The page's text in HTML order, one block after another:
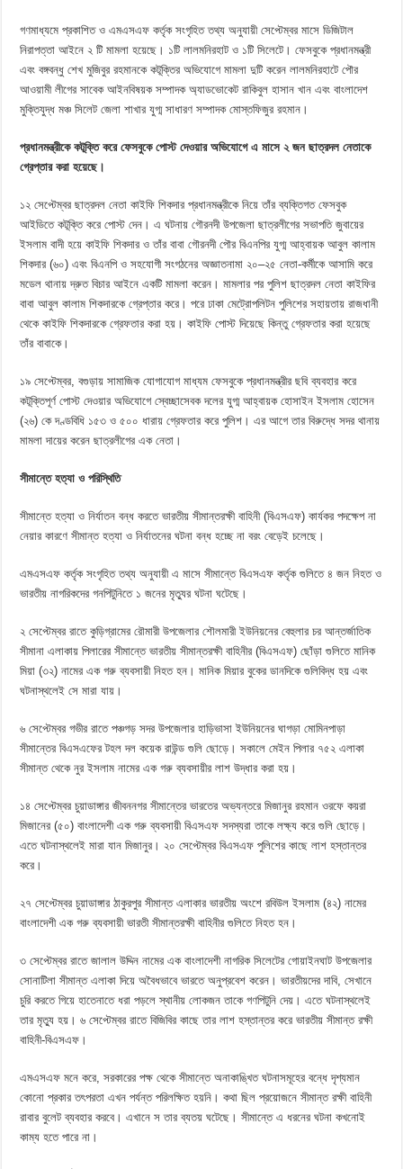
গণমাধ্যমে প্রকাশিত ও এমএসএফ কর্তৃক সংগৃহিত তথ্য অনুযায়ী সেপ্টেম্বর মাসে ডিজিটাল
নিরাপত্তা আইনে ২ টি মামলা হয়েছে। ১টি লালমনিরহাট ও ১টি সিলেটে। ফেসবুকে প্রধানমন্ত্রী
এবং বঙ্গবন্ধু শেখ মুজিবুর রহমানকে কটূক্তির অভিযোগে মামলা দুটি করেন লালমনিরহাটে পৌর
আওয়ামী লীগের সাবেক আইনবিষয়ক সম্পাদক অ্যাডভোকেট রাকিবুল হাসান খান এবং বাংলাদেশ
মুক্তিযুদ্ধ মঞ্চ সিলেট জেলা শাখার যুগ্ম সাধারণ সম্পাদক মোস্তফিজুর রহমান।
প্রধানমন্ত্রীকে কটূক্তি করে ফেসবুকে পোস্ট দেওয়ার অভিযোগে এ মাসে ২ জন ছাত্রদল নেতাকে
গ্রেপ্তার করা হয়েছে।
১২ সেপ্টেম্বর ছাত্রদল নেতা কাইফি শিকদার প্রধানমন্ত্রীকে নিয়ে তাঁর ব্যক্তিগত ফেসবুক
আইডিতে কটূক্তি করে পোস্ট দেন। এ ঘটনায় গৌরনদী উপজেলা ছাত্রলীগের সভাপতি জুবায়ের
ইসলাম বাদী হয়ে কাইফি শিকদার ও তাঁর বাবা গৌরনদী পৌর বিএনপির যুগ্ম আহ্বায়ক আবুল কালাম
শিকদার (৬০) এবং বিএনপি ও সহযোগী সংগঠনের অজ্ঞাতনামা ২০–২৫ নেতা-কর্মীকে আসামি করে
মডেল থানায় দ্রুত বিচার আইনে একটি মামলা করেন। মামলার পর পুলিশ ছাত্রদল নেতা কাইফির
বাবা আবুল কালাম শিকদারকে গ্রেপ্তার করে। পরে ঢাকা মেট্রোপলিটন পুলিশের সহায়তায় রাজধানী
থেকে কাইফি শিকদারকে গ্রেফতার করা হয়। কাইফি পোস্ট দিয়েছে কিন্তু গ্রেফতার করা হয়েছে
তাঁর বাবাকে।
১৯ সেপ্টেম্বর, বগুড়ায় সামাজিক যোগাযোগ মাধ্যম ফেসবুকে প্রধানমন্ত্রীর ছবি ব্যবহার করে
কটূক্তিপূর্ণ পোস্ট দেওয়ার অভিযোগে স্বেচ্ছাসেবক দলের যুগ্ম আহ্বায়ক হোসাইন ইসলাম হোসেন
(২৬) কে দণ্ডবিধি ১৫৩ ও ৫০০ ধারায় গ্রেফতার করে পুলিশ। এর আগে তার বিরুদ্ধে সদর থানায়
মামলা দায়ের করেন ছাত্রলীগের এক নেতা।
সীমান্তে হত্যা ও পরিস্থিতি
সীমান্তে হত্যা ও নির্যাতন বন্ধ করতে ভারতীয় সীমান্তরক্ষী বাহিনী (বিএসএফ) কার্যকর পদক্ষেপ না
নেয়ার কারণে সীমান্ত হত্যা ও নির্যাতনের ঘটনা বন্ধ হচ্ছে না বরং বেড়েই চলেছে।
এমএসএফ কর্তৃক সংগৃহিত তথ্য অনুযায়ী এ মাসে সীমান্তে বিএসএফ কর্তৃক গুলিতে ৪ জন নিহত ও
ভারতীয় নাগরিকদের গনপিটুনিতে ১ জনের মৃত্যুর ঘটনা ঘটেছে।
২ সেপ্টেম্বর রাতে কুড়িগ্রামের রৌমারী উপজেলার শৌলমারী ইউনিয়নের বেহুলার চর আন্তর্জাতিক
সীমানা এলাকায় পিলারের সীমান্তে ভারতীয় সীমান্তরক্ষী বাহিনীর (বিএসএফ) ছোঁড়া গুলিতে মানিক
মিয়া (৩২) নামের এক গরু ব্যবসায়ী নিহত হন। মানিক মিয়ার বুকের ডানদিকে গুলিবিদ্ধ হয় এবং
ঘটনাস্থলেই সে মারা যায়।
৬ সেপ্টেম্বর গভীর রাতে পঞ্চগড় সদর উপজেলার হাড়িভাসা ইউনিয়নের ঘাগড়া মোমিনপাড়া
সীমান্তের বিএসএফের টহল দল কয়েক রাউন্ড গুলি ছোড়ে। সকালে মেইন পিলার ৭৫২ এলাকা
সীমান্ত থেকে নুর ইসলাম নামের এক গরু ব্যবসায়ীর লাশ উদ্ধার করা হয়।
১৪ সেপ্টেম্বর চুয়াডাঙ্গার জীবননগর সীমান্তের ভারতের অভ্যন্তরে মিজানুর রহমান ওরফে কয়রা
মিজানের (৫০) বাংলাদেশী এক গরু ব্যবসায়ী বিএসএফ সদস্যরা তাকে লক্ষ্য করে গুলি ছোড়ে।
এতে ঘটনাস্থলেই মারা যান মিজানুর। ২০ সেপ্টেম্বর বিএসএফ পুলিশের কাছে লাশ হস্তান্তর
করে।
২৭ সেপ্টেম্বর চুয়াডাঙ্গার ঠাকুরপুর সীমান্ত এলাকার ভারতীয় অংশে রবিউল ইসলাম (৪২) নামের
বাংলাদেশী এক গরু ব্যবসায়ী ভারতী সীমান্তরক্ষী বাহিনীর গুলিতে নিহত হন।
৩ সেপ্টেম্বর রাতে জালাল উদ্দিন নামের এক বাংলাদেশী নাগরিক সিলেটের গোয়াইনঘাট উপজেলার
সোনাটিলা সীমান্ত এলাকা দিয়ে অবৈধভাবে ভারতে অনুপ্রবেশ করেন। ভারতীয়দের দাবি, সেখানে
চুরি করতে গিয়ে হাতেনাতে ধরা পড়লে স্থানীয় লোকজন তাকে গণপিটুনি দেয়। এতে ঘটনাস্থলেই
তার মৃত্যু হয়। ৬ সেপ্টেম্বর রাতে বিজিবির কাছে তার লাশ হস্তান্তর করে ভারতীয় সীমান্ত রক্ষী
বাহিনী-বিএসএফ।
এমএসএফ মনে করে, সরকারের পক্ষ থেকে সীমান্তে অনাকাঙ্খিত ঘটনাসমূহের বন্ধে দৃশ্যমান
কোনো প্রকার তৎপরতা এখন পর্যন্ত পরিলক্ষিত হয়নি। কথা ছিল প্রয়োজনে সীমান্ত রক্ষী বাহিনী
রাবার বুলেট ব্যবহার করবে। এখানে স তার ব্যতয় ঘটেছে। সীমান্তে এ ধরনের ঘটনা কখনোই
কাম্য হতে পারে না।